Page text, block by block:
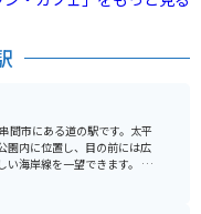
間市にある道の駅です。太平
園内に位置し、目の前には広
海岸線を一望できます。 新
トランや、地元の特産品を